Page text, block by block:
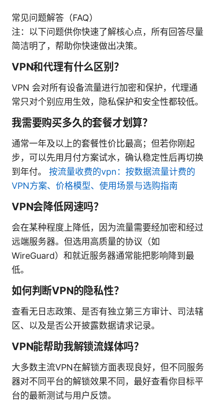
常见问题解答（FAQ）
注：以下问题供你快速了解核心点，所有回答尽量
简洁明了，帮助你快速做出决策。
VPN和代理有什么区别？
VPN 会对所有设备流量进行加密和保护，代理通
常只对个别应用生效，隐私保护和安全性都较低。
我需要购买多久的套餐才划算？
通常一年及以上的套餐性价比最高；但若你刚起
步，可以先用月付方案试水，确认稳定性后再切换
到年付。 按流量收费的vpn：按数据流量计费的
VPN方案、价格模型、使用场景与选购指南
VPN会降低网速吗？
会在某种程度上降低，因为流量需要经加密和经过
远端服务器。但选用高质量的协议（如
WireGuard）和就近服务器通常能把影响降到最
低。
如何判断VPN的隐私性？
查看无日志政策、是否有独立第三方审计、司法辖
区、以及是否公开披露数据请求记录。
VPN能帮助我解锁流媒体吗？
大多数主流VPN在解锁方面表现良好，但不同服务
器对不同平台的解锁效果不同，最好查看你目标平
台的最新测试与用户反馈。